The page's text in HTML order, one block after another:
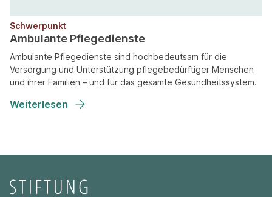
Schwerpunkt
Ambulante Pflegedienste
Ambulante Pflegedienste sind hochbedeutsam für die
Versorgung und Unterstützung pflegebedürftiger Menschen
und ihrer Familien – und für das gesamte Gesundheitssystem.
Weiterlesen
Seitenfooter